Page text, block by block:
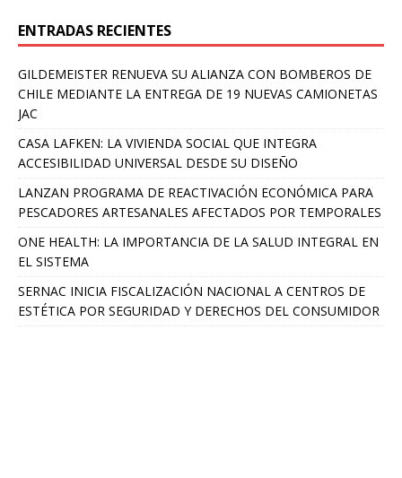
ENTRADAS RECIENTES
GILDEMEISTER RENUEVA SU ALIANZA CON BOMBEROS DE
CHILE MEDIANTE LA ENTREGA DE 19 NUEVAS CAMIONETAS
JAC
CASA LAFKEN: LA VIVIENDA SOCIAL QUE INTEGRA
ACCESIBILIDAD UNIVERSAL DESDE SU DISEÑO
LANZAN PROGRAMA DE REACTIVACIÓN ECONÓMICA PARA
PESCADORES ARTESANALES AFECTADOS POR TEMPORALES
ONE HEALTH: LA IMPORTANCIA DE LA SALUD INTEGRAL EN
EL SISTEMA
SERNAC INICIA FISCALIZACIÓN NACIONAL A CENTROS DE
ESTÉTICA POR SEGURIDAD Y DERECHOS DEL CONSUMIDOR